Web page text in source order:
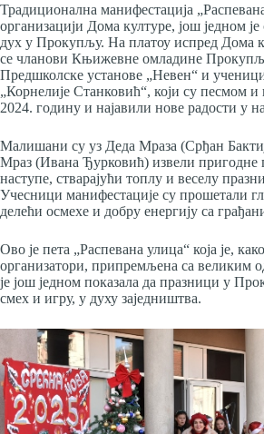
Традиционална манифестација
организацији Дома културе, још једном
дух у Прокупљу. На платоу испред Дома
се чланови Књижевне омладине
Предшколске установе „Невен“ и
„Корнелије Станковић“, који су песмом
2024. годину и најавили нове радости у
Малишани су уз Деда Мраза (Срђан
Мраз (Ивана Ђурковић) извели пригодне
наступе, стварајући топлу и веселу
Учесници манифестације су прошетали
делећи осмехе и добру енергију са
Ово је пета „Распевана улица“ која је,
организатори, припремљена са великим
је још једном показала да празници у
смех и игру, у духу заједништва.